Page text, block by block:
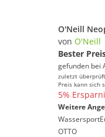
von O'Neill
Bester
gefunden bei
zuletzt
Preis kann sich
5%
Weitere
OTTO